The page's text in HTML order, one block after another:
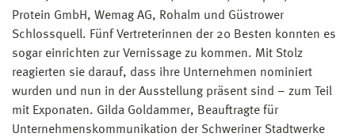
Protein GmbH, Wemag AG, Rohalm und Güstrower
Schlossquell. Fünf Vertreterinnen der 20 Besten konnten es
sogar einrichten zur Vernissage zu kommen. Mit Stolz
reagierten sie darauf, dass ihre Unternehmen nominiert
wurden und nun in der Ausstellung präsent sind – zum Teil
mit Exponaten. Gilda Goldammer, Beauftragte für
Unternehmenskommunikation der Schweriner Stadtwerke